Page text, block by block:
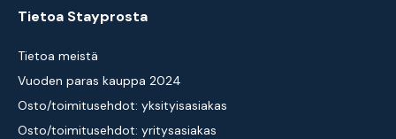
Tietoa Stayprosta
Tietoa meistä
Vuoden paras kauppa 2024
Osto/toimitusehdot: yksityisasiakas
Osto/toimitusehdot: yritysasiakas